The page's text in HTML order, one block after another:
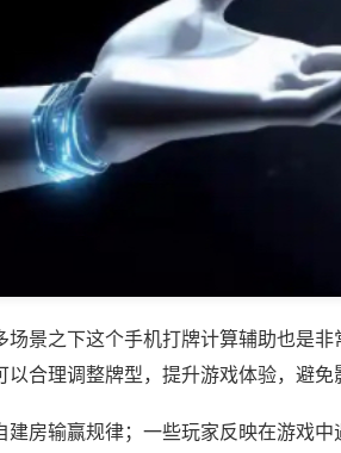
场景之下这个手机打牌计算辅助也是
以合理调整牌型，提升游戏体验，避免
建房输赢规律；一些玩家反映在游戏